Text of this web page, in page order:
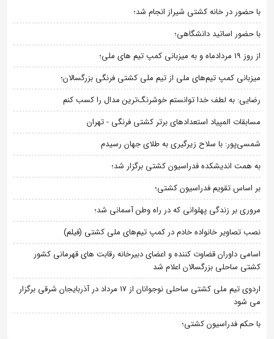
با حضور در خانه کشتی شیراز انجام شد؛
با حضور اساتید دانشگاهی؛
از روز 19 مردادماه و به میزبانی کمپ تیم های ملی؛
میزبانی کمپ تیم‌های ملی از تیم ملی کشتی فرنگی بزرگسالان؛
رضایی: به لطف خدا توانستم خوشرنگ‌ترین مدال را کسب کنم
مسابقات المپیاد استعدادهای برتر کشتی فرنگی - تهران
شمسی‌پور: با سلاح زیرگیری به طلای جهان رسیدم
به همت اندیشکده فدراسیون کشتی برگزار شد؛
بر اساس تقویم فدراسیون کشتی؛
مروری بر زندگی پهلوانی که در راه وطن آسمانی شد؛
نصب تصاویر خانواده خادم در کمپ تیم‌های ملی کشتی (فیلم)
اسامی داوران قضاوت کننده و اعضای دبیرخانه رقابت های قهرمانی کشور
کشتی ساحلی بزرگسالان اعلام شد
اردوی تیم ملی کشتی ساحلی نوجوانان از 17 مرداد در آذربایجان شرقی برگزار
می شود
با حکم فدراسیون کشتی؛